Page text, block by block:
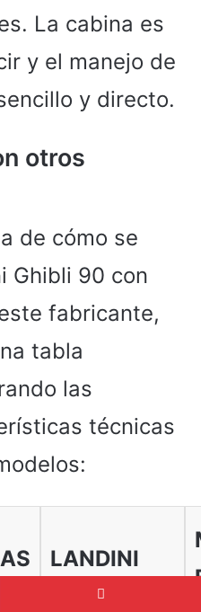
La cabina es
y el manejo de
y directo.
otros
de cómo se
Ghibli 90 con
fabricante,
tabla
las
técnicas
LANDINI
GHIBLI 90